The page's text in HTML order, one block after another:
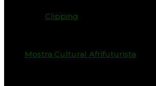
Clipping
Mostra Cultural Afrifuturista